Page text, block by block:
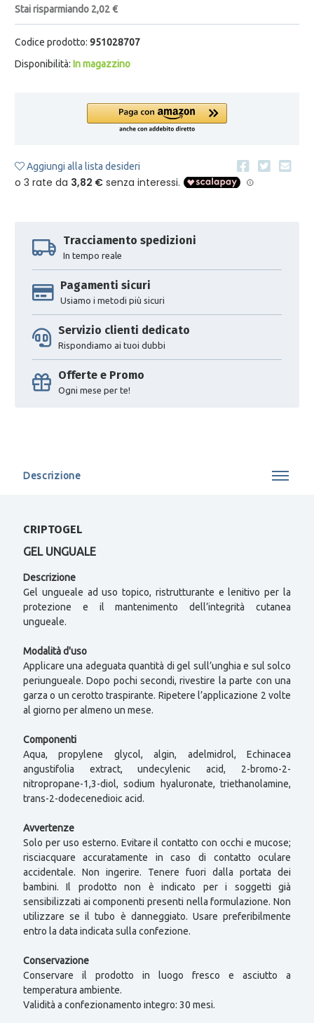
Stai risparmiando 2,02 €
Codice prodotto: 951028707
Disponibilità: In magazzino
Aggiungi alla lista desideri
Tracciamento spedizioni
In tempo reale
Pagamenti sicuri
Usiamo i metodi più sicuri
Servizio clienti dedicato
Rispondiamo ai tuoi dubbi
Offerte e Promo
Ogni mese per te!
Descrizione
CRIPTOGEL
GEL UNGUALE
Descrizione
Gel ungueale ad uso topico, ristrutturante e lenitivo per la
protezione e il mantenimento dell’integrità cutanea
ungueale.
Modalità d'uso
Applicare una adeguata quantità di gel sull’unghia e sul solco
periungueale. Dopo pochi secondi, rivestire la parte con una
garza o un cerotto traspirante. Ripetere l’applicazione 2 volte
al giorno per almeno un mese.
Componenti
Aqua, propylene glycol, algin, adelmidrol, Echinacea
angustifolia extract, undecylenic acid, 2-bromo-2-
nitropropane-1,3-diol, sodium hyaluronate, triethanolamine,
trans-2-dodecenedioic acid.
Avvertenze
Solo per uso esterno. Evitare il contatto con occhi e mucose;
risciacquare accuratamente in caso di contatto oculare
accidentale. Non ingerire. Tenere fuori dalla portata dei
bambini. Il prodotto non è indicato per i soggetti già
sensibilizzati ai componenti presenti nella formulazione. Non
utilizzare se il tubo è danneggiato. Usare preferibilmente
entro la data indicata sulla confezione.
Conservazione
Conservare il prodotto in luogo fresco e asciutto a
temperatura ambiente.
Validità a confezionamento integro: 30 mesi.